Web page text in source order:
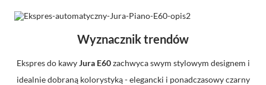
Wyznacznik trendów
Ekspres do kawyJura E60zachwyca swym stylowym designem i
idealnie dobraną kolorystyką - elegancki i ponadczasowy czarny